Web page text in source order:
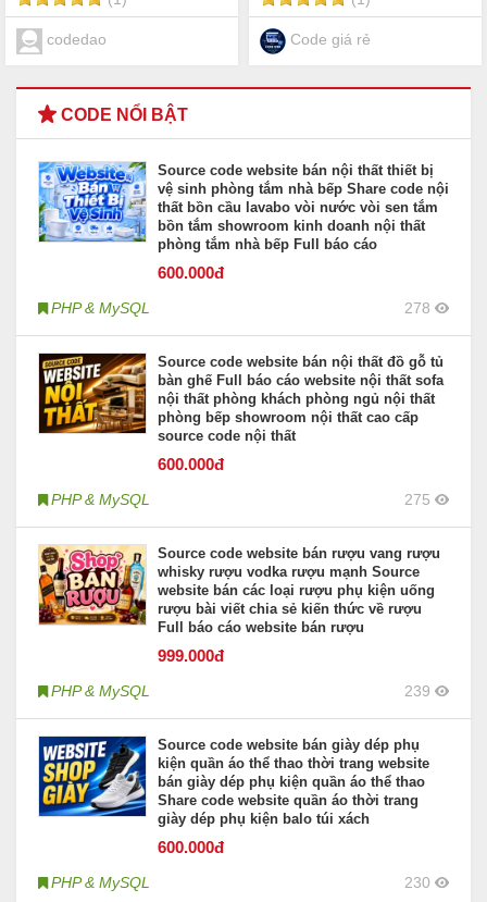
codedao Code giá rẻ
CODE NỔI BẬT
Source code website bán nội thất thiết bị
vệ sinh phòng tắm nhà bếp Share code nội
thất bồn cầu lavabo vòi nước vòi sen tắm
bồn tắm showroom kinh doanh nội thất
phòng tắm nhà bếp Full báo cáo
600.000đ
PHP & MySQL 278
Source code website bán nội thất đồ gỗ tủ
bàn ghế Full báo cáo website nội thất sofa
nội thất phòng khách phòng ngủ nội thất
phòng bếp showroom nội thất cao cấp
source code nội thất
600.000đ
PHP & MySQL 275
Source code website bán rượu vang rượu
whisky rượu vodka rượu mạnh Source
website bán các loại rượu phụ kiện uống
rượu bài viết chia sẻ kiến thức về rượu
Full báo cáo website bán rượu
999.000đ
PHP & MySQL 239
Source code website bán giày dép phụ
kiện quần áo thể thao thời trang website
bán giày dép phụ kiện quần áo thể thao
Share code website quần áo thời trang
giày dép phụ kiện balo túi xách
600.000đ
PHP & MySQL 230